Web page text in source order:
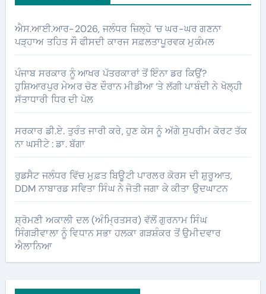
ਐਸ.ਆਈ.ਆਰ-2026, ਜਲੰਧਰ ਜ਼ਿਲ੍ਹੇ ’ਚ ਘਰ-ਘਰ ਗਣਨਾ
ਪੜ੍ਹਾਅ ਤਹਿਤ ਸੌ ਫੀਸਦੀ ਕਾਰਜ ਸਫ਼ਲਤਾਪੂਰਵਕ ਮੁਕੰਮਲ
ਪੰਜਾਬ ਸਰਕਾਰ ਨੂੰ ਆਖਰ ਪੱਤਰਕਾਰਾਂ ਤੋਂ ਇੰਨਾ ਡਰ ਕਿਉਂ?
ਹੁਸ਼ਿਆਰਪੁਰ ਮੇਅਰ ਚੋਣ ਦੌਰਾਨ ਮੀਡੀਆ ‘ਤੇ ਲੱਗੀ ਪਾਬੰਦੀ ਨੇ ਖੋਲ੍ਹੀ
ਸੱਤਾਧਾਰੀ ਧਿਰ ਦੀ ਪੋਲ
ਸਰਕਾਰ ਡੀ.ਏ. ਤੁਰੰਤ ਜਾਰੀ ਕਰੇ, ਹੁਣ ਕੇਸ ਨੂੰ ਅੱਗੇ ਸੁਪਰੀਮ ਕੋਰਟ ਤੱਕ
ਨਾ ਘਸੀਟੇ : ਡਾ. ਬੱਗਾ
ਰੁਡਸੈਟ ਜਲੰਧਰ ਵਿੱਚ ਮੁਫ਼ਤ ਬਿਊਟੀ ਪਾਰਲਰ ਕੋਰਸ ਦੀ ਸ਼ੁਰੂਆਤ,
DDM ਨਾਬਾਰਡ ਸਵਿਤਾ ਸਿੰਘ ਨੇ ਜੋਤੀ ਜਗਾ ਕੇ ਕੀਤਾ ਉਦਘਾਟਨ
ਸ਼੍ਰੋਮਣੀ ਅਕਾਲੀ ਦਲ (ਅੰਮ੍ਰਿਤਸਰ) ਵੱਲੋਂ ਗੁਰਨਾਮ ਸਿੰਘ
ਸਿੰਗੜੀਵਾਲਾ ਨੂੰ ਵਿਧਾਨ ਸਭਾ ਹਲਕਾ ਗੜਸ਼ੰਕਰ ਤੋਂ ਉਮੀਦਵਾਰ
ਐਲਾਨਿਆ